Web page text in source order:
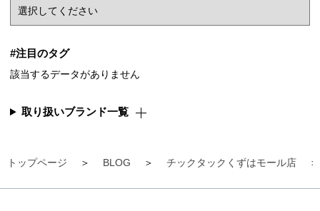
トップページ BLOG チックタックくずはモール店
#注目のタグ
該当するデータがありません
取り扱いブランド一覧